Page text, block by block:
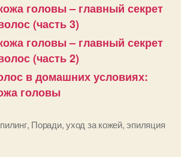
головы – главный секрет
(часть 3)
головы – главный секрет
(часть 2)
в домашних условиях:
головы
пилинг, Поради,уход за кожей,эпиляция